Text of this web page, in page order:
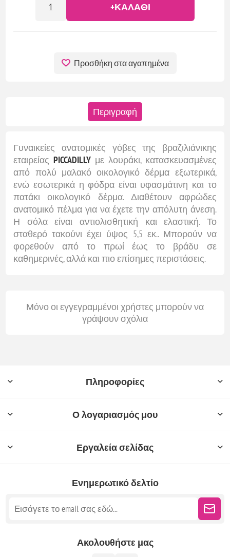
+ΚΑΛΆΘΙ
Προσθήκη στα αγαπημένα
Περιγραφή
Γυναικείες ανατομικές γόβες της βραζιλιάνικης
εταιρείαςPICCADILLY με λουράκι, κατασκευασμένες
από πολύ μαλακό οικολογικό δέρμα εξωτερικά,
ενώ εσωτερικά η φόδρα είναι υφασμάτινη και το
πατάκι οικολογικό δέρμα. Διαθέτουν αφρώδες
ανατομικό πέλμα για να έχετε την απόλυτη άνεση.
Η σόλα είναι αντιολισθητική και ελαστική. Το
σταθερό τακούνι έχει ύψος 5,5 εκ.. Μπορούν να
φορεθούν από το πρωί έως το βράδυ σε
καθημερινές, αλλά και πιο επίσημες περιστάσεις.
Μόνο οι εγγεγραμμένοι χρήστες μπορούν να
γράψουν σχόλια
Πληροφορίες
Ο λογαριασμός μου
Εργαλεία σελίδας
Ενημερωτικό δελτίο
Ακολουθήστε μας